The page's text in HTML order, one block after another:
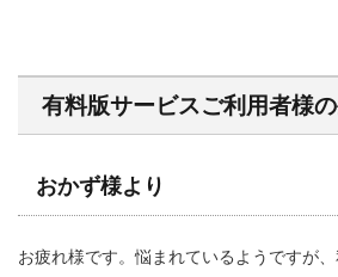
有料版サービスご利用者様
おかず様より
お疲れ様です。悩まれているようですが